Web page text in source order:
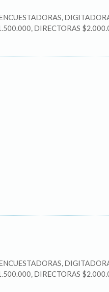
DIRECTORAS
DIRECTORAS